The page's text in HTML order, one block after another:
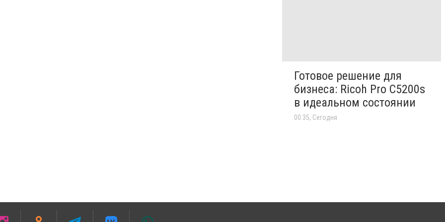
Готовое решение для
бизнеса: Ricoh Pro C5200s
в идеальном состоянии
00:35, Сегодня